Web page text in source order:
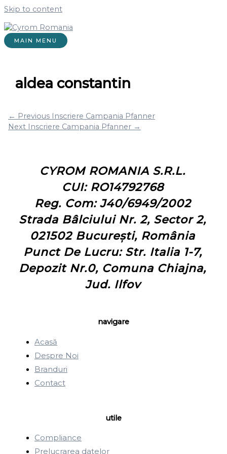
Skip to content
MAIN MENU
aldea constantin
← Previous Inscriere Campania Pfanner
Next Inscriere Campania Pfanner →
CYROM ROMANIA S.R.L.
CUI: RO14792768
Reg. Com: J40/6949/2002
Strada Bâlciului Nr. 2, Sector 2,
021502 București, România
Punct De Lucru: Str. Italia 1-7,
Depozit Nr.0, Comuna Chiajna,
Jud. Ilfov
navigare
Acasă
Despre Noi
Branduri
Contact
utile
Compliance
Prelucrarea datelor